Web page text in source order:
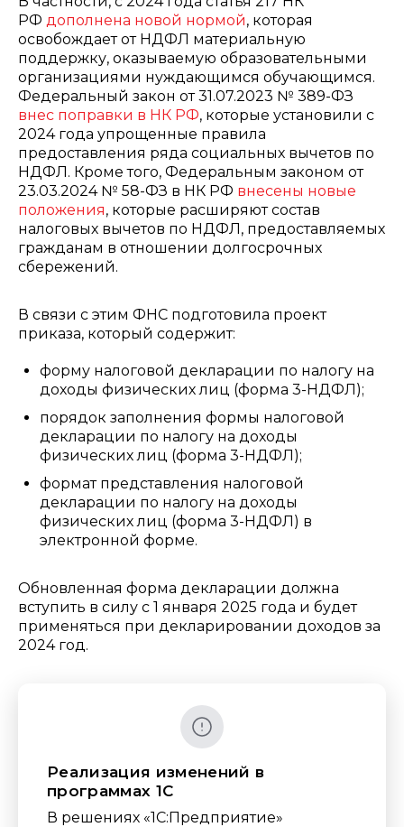
РФ дополнена новой нормой, которая
освобождает от НДФЛ материальную
поддержку, оказываемую образовательными
организациями нуждающимся обучающимся.
Федеральный закон от 31.07.2023 № 389-ФЗ
внес поправки в НК РФ, которые установили с
2024 года упрощенные правила
предоставления ряда социальных вычетов по
НДФЛ. Кроме того, Федеральным законом от
23.03.2024 № 58-ФЗ в НК РФ внесены новые
положения, которые расширяют состав
налоговых вычетов по НДФЛ, предоставляемых
гражданам в отношении долгосрочных
сбережений.
В связи с этим ФНС подготовила проект
приказа, который содержит:
форму налоговой декларации по налогу на
доходы физических лиц ‎(форма 3-НДФЛ);
порядок заполнения формы налоговой
декларации по налогу на доходы
физических лиц (форма 3-НДФЛ);
формат представления налоговой
декларации по налогу на доходы
физических лиц (форма 3-НДФЛ) в
электронной форме.
Обновленная форма декларации должна
вступить в силу с 1 января 2025 года и будет
применяться при декларировании доходов за
2024 год.
Реализация изменений в
программах 1С
В решениях «1С:Предприятие»